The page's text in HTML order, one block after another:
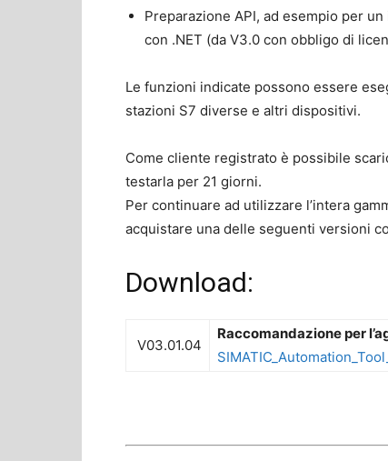
Preparazione API, ad esempio per
con .NET (da V3.0 con obbligo di
Le funzioni indicate possono essere
stazioni S7 diverse e altri dispositivi.
Come cliente registrato è possibile
testarla per 21 giorni.
Per continuare ad utilizzare l’intera
acquistare una delle seguenti versioni
Download:
V03.01.04
Raccomandazione per